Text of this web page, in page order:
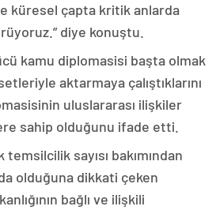
küresel çapta kritik anlarda
diye konuştu.
kamu diplomasisi başta olmak
aktarmaya çalıştıklarını
uluslararası ilişkiler
sahip olduğunu ifade etti.
sayısı bakımından
olduğuna dikkati çeken
bağlı ve ilişkili